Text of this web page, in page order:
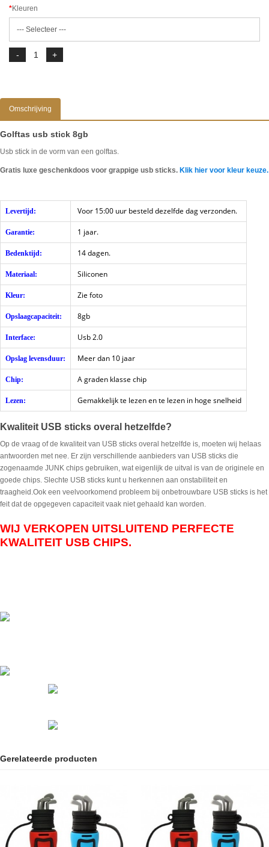
Kleuren
Omschrijving
Golftas usb stick 8gb
Usb stick in de vorm van een golftas.
Gratis luxe geschenkdoos voor grappige usb sticks. Klik hier voor kleur keuze.
Levertijd: Voor 15:00 uur besteld dezelfde dag verzonden.
Garantie: 1 jaar.
Bedenktijd: 14 dagen.
Materiaal: Siliconen
Kleur: Zie foto
Opslaagcapaciteit: 8gb
Interface: Usb 2.0
Opslag levensduur: Meer dan 10 jaar
Chip: A graden klasse chip
Lezen: Gemakkelijk te lezen en te lezen in hoge snelheid
Kwaliteit USB sticks overal hetzelfde?
Op de vraag of de kwaliteit van USB sticks overal hetzelfde is, moeten wij helaas
antwoorden met nee. Er zijn verschillende aanbieders van USB sticks die
zogenaamde JUNK chips gebruiken, wat eigenlijk de uitval is van de originele en
goede chips. Slechte USB sticks kunt u herkennen aan onstabiliteit en
traagheid.Ook een veelvoorkomend probleem bij onbetrouwbare USB sticks is het
feit dat de opgegeven capaciteit vaak niet gehaald kan worden.
WIJ VERKOPEN UITSLUITEND PERFECTE
KWALITEIT USB CHIPS.
Gerelateerde producten